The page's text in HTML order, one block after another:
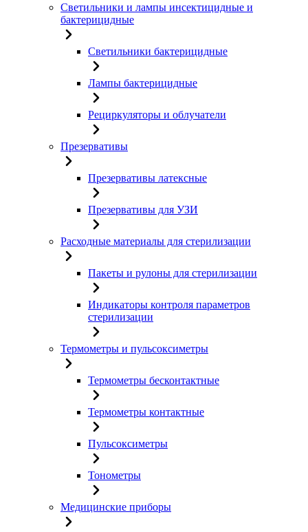
Светильники и лампы инсектицидные и
бактерицидные
Светильники бактерицидные
Лампы бактерицидные
Рециркуляторы и облучатели
Презервативы
Презервативы латексные
Презервативы для УЗИ
Расходные материалы для стерилизации
Пакеты и рулоны для стерилизации
Индикаторы контроля параметров
стерилизации
Термометры и пульсоксиметры
Термометры бесконтактные
Термометры контактные
Пульсоксиметры
Тонометры
Медицинские приборы